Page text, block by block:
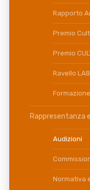
Rapporto
Premio
Premio
Ravello
Formazione
Rappresentanza
Audizioni
Normativa